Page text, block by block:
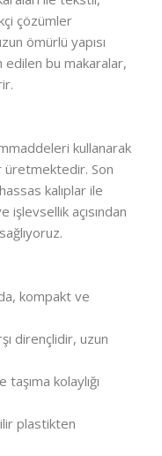
çözümler
ömürlü yapısı
bu makaralar,
kullanarak
üretmektedir. Son
kalıplar ile
açısından
kompakt ve
dirençlidir, uzun
kolaylığı
plastikten